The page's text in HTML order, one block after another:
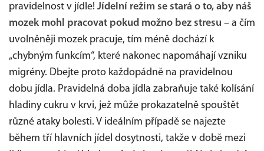
pravidelnost v jídle! Jídelní režim se stará o to, aby náš
mozek mohl pracovat pokud možno bez stresu – a čím
uvolněněji mozek pracuje, tím méně dochází k
„chybným funkcím“, které nakonec napomáhají vzniku
migrény. Dbejte proto každopádně na pravidelnou
dobu jídla. Pravidelná doba jídla zabraňuje také kolísání
hladiny cukru v krvi, jež může prokazatelně spouštět
různé ataky bolesti. V ideálním případě se najezte
během tří hlavních jídel dosytnosti, takže v době mezi